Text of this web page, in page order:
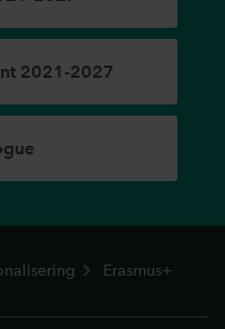
2021-2027
Erasmus+